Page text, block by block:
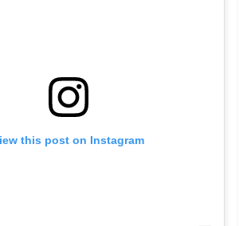
this post on Instagram